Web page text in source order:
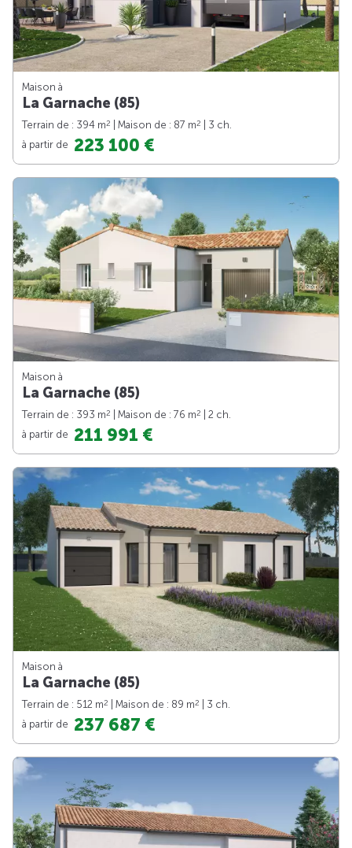
Maison à
La Garnache (85)
Terrain de : 394 m2 | Maison de : 87 m2
| 3 ch.
à partir de 223 100 €
Maison à
La Garnache (85)
Terrain de : 393 m2 | Maison de : 76 m2
| 2 ch.
à partir de 211 991 €
Maison à
La Garnache (85)
Terrain de : 512 m2 | Maison de : 89 m2
| 3 ch.
à partir de 237 687 €